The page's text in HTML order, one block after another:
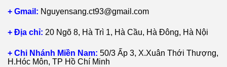
+ Gmail: Nguyensang.ct93@gmail.com
+ Địa chỉ: 20 Ngõ 8, Hà Trì 1, Hà Cầu, Hà Đông, Hà Nội
+ Chi Nhánh Miền Nam: 50/3 Ấp 3, X.Xuân Thới Thượng,
H.Hóc Môn, TP Hồ Chí Minh